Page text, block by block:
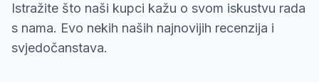
Istražite što naši kupci kažu o svom iskustvu rada
s nama. Evo nekih naših najnovijih recenzija i
svjedočanstava.